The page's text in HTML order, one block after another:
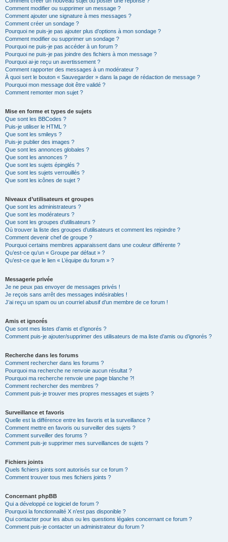
Comment modifier ou supprimer un message ?
Comment ajouter une signature à mes messages ?
Comment créer un sondage ?
Pourquoi ne puis-je pas ajouter plus d’options à mon sondage ?
Comment modifier ou supprimer un sondage ?
Pourquoi ne puis-je pas accéder à un forum ?
Pourquoi ne puis-je pas joindre des fichiers à mon message ?
Pourquoi ai-je reçu un avertissement ?
Comment rapporter des messages à un modérateur ?
À quoi sert le bouton « Sauvegarder » dans la page de rédaction de message ?
Pourquoi mon message doit être validé ?
Comment remonter mon sujet ?
Mise en forme et types de sujets
Que sont les BBCodes ?
Puis-je utiliser le HTML ?
Que sont les smileys ?
Puis-je publier des images ?
Que sont les annonces globales ?
Que sont les annonces ?
Que sont les sujets épinglés ?
Que sont les sujets verrouillés ?
Que sont les icônes de sujet ?
Niveaux d’utilisateurs et groupes
Que sont les administrateurs ?
Que sont les modérateurs ?
Que sont les groupes d’utilisateurs ?
Où trouver la liste des groupes d’utilisateurs et comment les rejoindre ?
Comment devenir chef de groupe ?
Pourquoi certains membres apparaissent dans une couleur différente ?
Qu’est-ce qu’un « Groupe par défaut » ?
Qu’est-ce que le lien « L’équipe du forum » ?
Messagerie privée
Je ne peux pas envoyer de messages privés !
Je reçois sans arrêt des messages indésirables !
J’ai reçu un spam ou un courriel abusif d’un membre de ce forum !
Amis et ignorés
Que sont mes listes d’amis et d’ignorés ?
Comment puis-je ajouter/supprimer des utilisateurs de ma liste d’amis ou d’ignorés ?
Recherche dans les forums
Comment rechercher dans les forums ?
Pourquoi ma recherche ne renvoie aucun résultat ?
Pourquoi ma recherche renvoie une page blanche ?!
Comment rechercher des membres ?
Comment puis-je trouver mes propres messages et sujets ?
Surveillance et favoris
Quelle est la différence entre les favoris et la surveillance ?
Comment mettre en favoris ou surveiller des sujets ?
Comment surveiller des forums ?
Comment puis-je supprimer mes surveillances de sujets ?
Fichiers joints
Quels fichiers joints sont autorisés sur ce forum ?
Comment trouver tous mes fichiers joints ?
Concernant phpBB
Qui a développé ce logiciel de forum ?
Pourquoi la fonctionnalité X n’est pas disponible ?
Qui contacter pour les abus ou les questions légales concernant ce forum ?
Comment puis-je contacter un administrateur du forum ?